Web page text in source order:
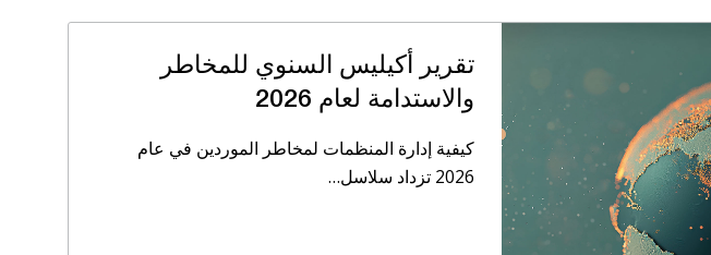
تقرير أكيليس السنوي للمخاطر
والاستدامة لعام 2026
كيفية إدارة المنظمات لمخاطر الموردين في عام
2026 تزداد سلاسل…